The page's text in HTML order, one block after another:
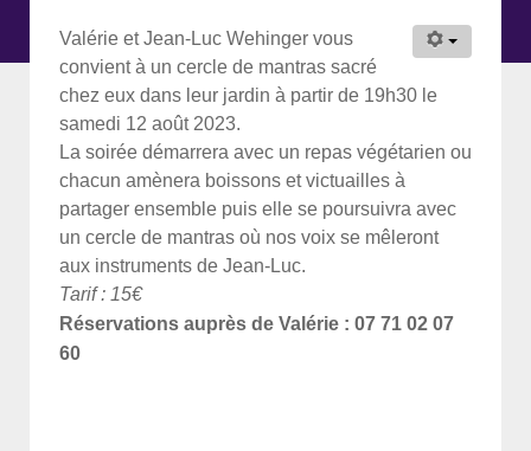
Valérie et Jean-Luc Wehinger vous
convient à un cercle de mantras sacré
chez eux dans leur jardin à partir de 19h30 le
samedi 12 août 2023.
La soirée démarrera avec un repas végétarien ou
chacun amènera boissons et victuailles à
partager ensemble puis elle se poursuivra avec
un cercle de mantras où nos voix se mêleront
aux instruments de Jean-Luc.
Tarif : 15€
Réservations auprès de Valérie : 07 71 02 07
60